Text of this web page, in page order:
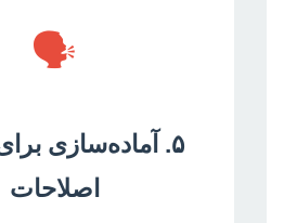
🗣️
۵. آماده‌سازی
اصلاحات